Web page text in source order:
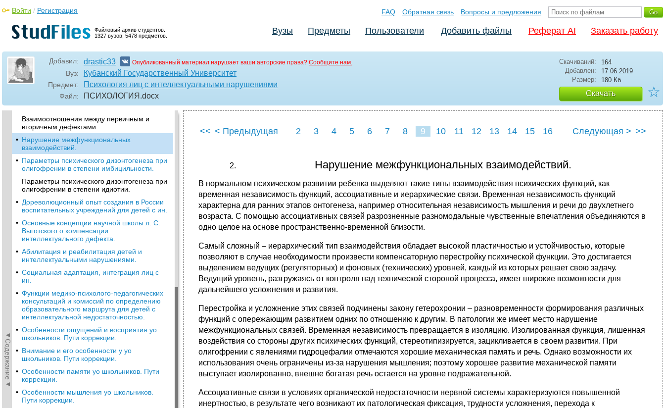
Файловый архив студентов.
1327 вузов, 5478 предметов.
Войти / Регистрация FAQ Обратная связь Вопросы и предложения
Вузы Предметы Пользователи Добавить файлы Реферат AI Заказать работу
Добавил: drastic33 Опубликованный материал нарушает ваши авторские права? Сообщите нам.
Вуз: Кубанский Государственный Университет
Предмет: Психология лиц с интеллектуальными нарушениями
Файл: ПСИХОЛОГИЯ .docx
Скачиваний:
164
Добавлен:
17.06.2019
Размер:
180 Кб
Скачать ☆
◄Содержание◄
характер.
Певзнер.
Степени выраженности интеллектуального
• Структура дефекта, первично
обусловленные нарушения, вторичные
отклонения в развитии. Понятие о сложном
нарушении развития.
Параметры психического дизонтогенеза при
олигофрении в степени дебильности.
Взаимоотношения между первичным и
вторичным дефектами.
• Нарушение межфункциональных
взаимодействий.
• Параметры психического дизонтогенеза при
олигофрении в степени имбицильности.
Параметры психического дизонтогенеза при
олигофрении в степени идиотии.
• Дореволюционный опыт создания в России
воспитательных учреждений для детей с ин.
• Основные концепции научной школы л. С.
Выготского о компенсации
интеллектуального дефекта.
• Абилитация и реабилитация детей и
интеллектуальными нарушениями.
• Социальная адаптация, интеграция лиц с
ин.
• Функции медико-психолого-педагогических
консультаций и комиссий по определению
образовательного маршрута для детей с
интеллектуальной недостаточностью.
• Особенности ощущений и восприятия уо
школьников. Пути коррекции.
• Внимание и его особенности у уо
школьников. Пути коррекции.
• Особенности памяти уо школьников. Пути
коррекции.
• Особенности мышления уо школьников.
Пути коррекции.
<< < Предыдущая 2 3 4 5 6 7 8 9 10 11 12 13 14 15
16
Следующая > >>
Нарушение межфункциональных взаимодействий.
В нормальном психическом развитии ребенка выделяют такие типы взаимодействия психических функций, как
временная независимость функций, ассоциативные и иерархические связи. Временная независимость функций
характерна для ранних этапов онтогенеза, например относительная независимость мышления и речи до двухлетнего
возраста. С помощью ассоциативных связей разрозненные разномодальные чувственные впечатления объединяются в
одно целое на основе пространственно-временной близости.
Самый сложный – иерархический тип взаимодействия обладает высокой пластичностью и устойчивостью, которые
позволяют в случае необходимости произвести компенсаторную перестройку психической функции. Это достигается
выделением ведущих (регуляторных) и фоновых (технических) уровней, каждый из которых решает свою задачу.
Ведущий уровень, разгружаясь от контроля над технической стороной процесса, имеет широкие возможности для
дальнейшего усложнения и развития.
Перестройка и усложнение этих связей подчинены закону гетерохронии – разновременности формирования различных
функций с опережающим развитием одних по отношению к другим. В патологии же имеет место нарушение
межфункциональных связей. Временная независимость превращается в изоляцию. Изолированная функция, лишенная
воздействия со стороны других психических функций, стереотипизируется, зацикливается в своем развитии. При
олигофрении с явлениями гидроцефалии отмечаются хорошие механическая память и речь. Однако возможности их
использования очень ограничены из-за нарушения мышления; поэтому хорошее развитие механической памяти
выступает изолированно, внешне богатая речь остается на уровне подражательной.
Ассоциативные связи в условиях органической недостаточности нервной системы характеризуются повышенной
инертностью, в результате чего возникают их патологическая фиксация, трудности усложнения, перехода к